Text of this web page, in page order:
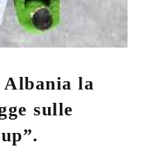
la
sulle